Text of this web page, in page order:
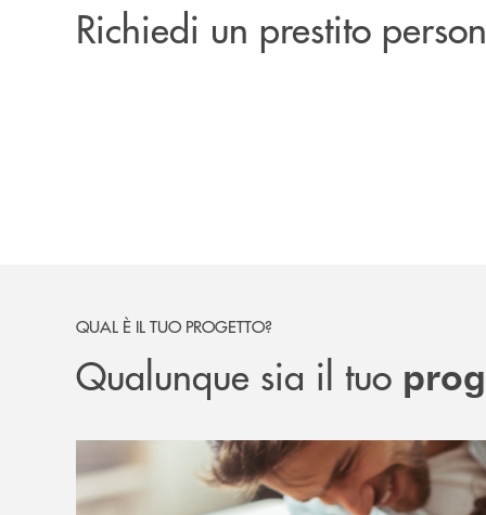
Richiedi un prestito
QUAL È IL TUO PROGETTO?
Qualunque sia il tuo